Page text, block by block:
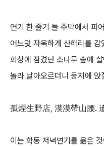
연기 한 줄기 들 주막에서 피
어느덧 자욱하게 산허리를 감
회상에 잠겼던 소나무 숲에 살
놀라 날아오르더니 둥지에 앉
孤煙生野店, 漠漠帶山腰.
이는 학동 저녁연기를 읊은